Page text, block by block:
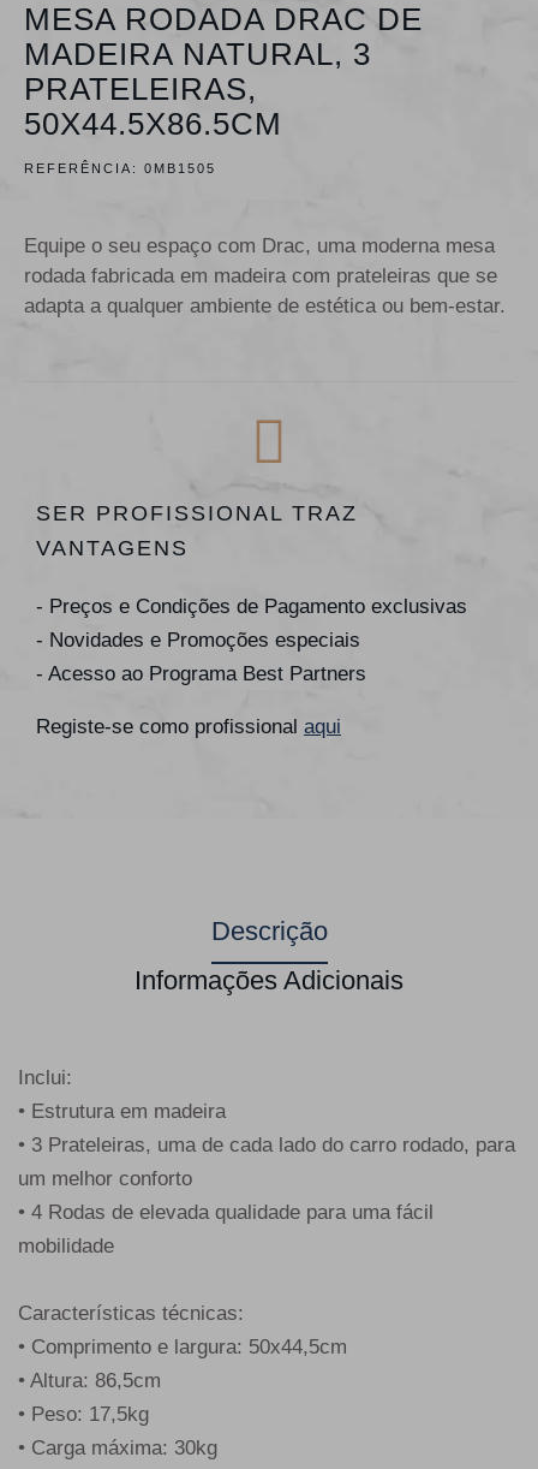
MESA RODADA DRAC DE
MADEIRA NATURAL, 3
PRATELEIRAS,
50X44.5X86.5CM
REFERÊNCIA: 0MB1505
Equipe o seu espaço com Drac, uma moderna mesa
rodada fabricada em madeira com prateleiras que se
adapta a qualquer ambiente de estética ou bem-estar.
SER PROFISSIONAL TRAZ
VANTAGENS
- Preços e Condições de Pagamento exclusivas
- Novidades e Promoções especiais
- Acesso ao Programa Best Partners
Registe-se como profissional aqui
Descrição
Informações Adicionais
Inclui:
• Estrutura em madeira
• 3 Prateleiras, uma de cada lado do carro rodado, para
um melhor conforto
• 4 Rodas de elevada qualidade para uma fácil
mobilidade
Características técnicas:
• Comprimento e largura: 50x44,5cm
• Altura: 86,5cm
• Peso: 17,5kg
• Carga máxima: 30kg